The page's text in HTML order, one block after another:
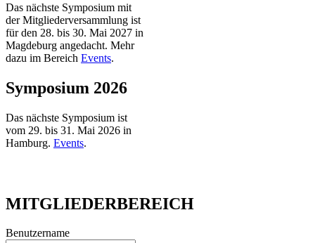
Das nächste Symposium mit
der Mitgliederversammlung ist
für den 28. bis 30. Mai 2027 in
Magdeburg angedacht. Mehr
dazu im Bereich Events.
Symposium 2026
Das nächste Symposium ist
vom 29. bis 31. Mai 2026 in
Hamburg. Events.
MITGLIEDERBEREICH
Benutzername